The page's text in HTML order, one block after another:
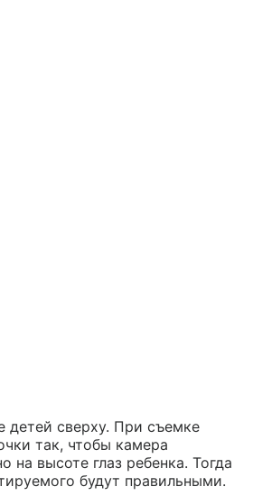
детей сверху. При съемке
так, чтобы камера
на высоте глаз ребенка. Тогда
будут правильными.